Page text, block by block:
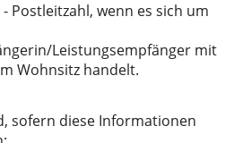
Postleitzahl, wenn es sich um
Leistungsempfänger mit
Wohnsitz handelt.
sofern diese Informationen